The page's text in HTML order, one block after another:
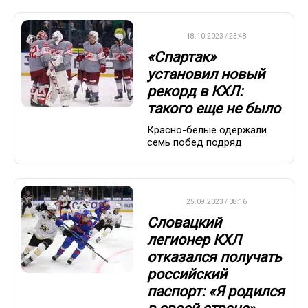
18.10.2023 / 23:48
«Спартак»
установил новый
рекорд в КХЛ:
такого еще не было
Красно-белые одержали
семь побед подряд
25.09.2023 / 08:16
Словацкий
легионер КХЛ
отказался получать
российский
паспорт: «Я родился